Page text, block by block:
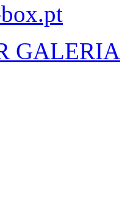
GALERIA